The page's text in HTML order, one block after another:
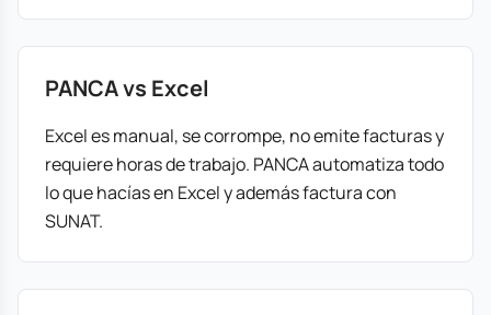
PANCA vs Excel
Excel es manual, se corrompe, no emite facturas y
requiere horas de trabajo. PANCA automatiza todo
lo que hacías en Excel y además factura con
SUNAT.